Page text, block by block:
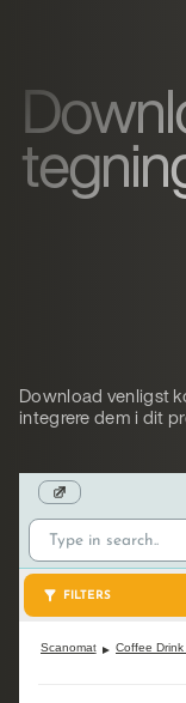
Download venligst
integrere dem i dit